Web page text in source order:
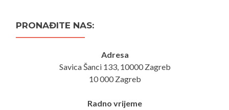
PRONAĐITE NAS:
Adresa
Savica Šanci 133, 10000 Zagreb
10 000 Zagreb
Radno vrijeme